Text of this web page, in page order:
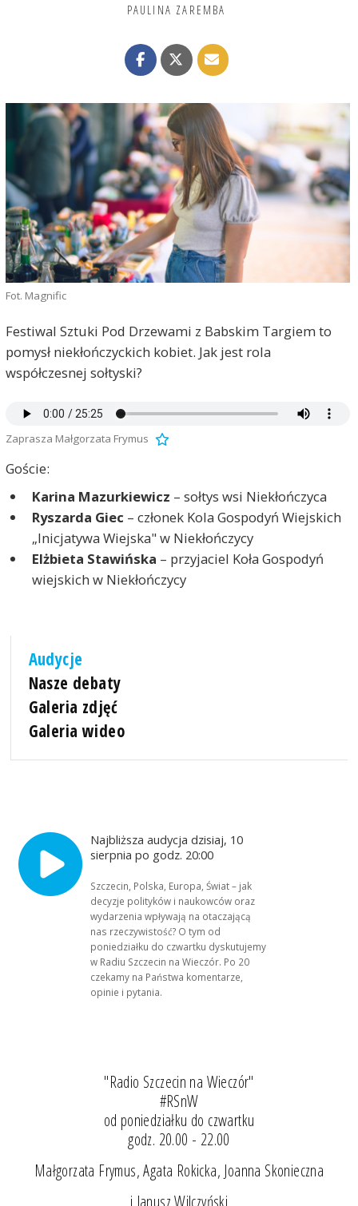
PAULINA ZAREMBA
Fot. Magnific
Festiwal Sztuki Pod Drzewami z Babskim Targiem to
pomysł niekłończyckich kobiet. Jak jest rola
współczesnej sołtyski?
Zaprasza Małgorzata Frymus
Goście:
Karina Mazurkiewicz – sołtys wsi Niekłończyca
Ryszarda Giec – członek Kola Gospodyń Wiejskich
„Inicjatywa Wiejska" w Niekłończycy
Elżbieta Stawińska – przyjaciel Koła Gospodyń
wiejskich w Niekłończycy
Audycje
Nasze debaty
Galeria zdjęć
Galeria wideo
Najbliższa audycja dzisiaj, 10
sierpnia po godz. 20:00
Szczecin, Polska, Europa, Świat – jak
decyzje polityków i naukowców oraz
wydarzenia wpływają na otaczającą
nas rzeczywistość? O tym od
poniedziałku do czwartku dyskutujemy
w Radiu Szczecin na Wieczór. Po 20
czekamy na Państwa komentarze,
opinie i pytania.
"Radio Szczecin na Wieczór"
#RSnW
od poniedziałku do czwartku
godz. 20.00 - 22.00
Małgorzata Frymus, Agata Rokicka, Joanna Skonieczna
i Janusz Wilczyński